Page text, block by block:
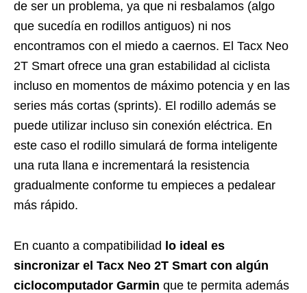
de ser un problema, ya que ni resbalamos (algo
que sucedía en rodillos antiguos) ni nos
encontramos con el miedo a caernos. El Tacx Neo
2T Smart ofrece una gran estabilidad al ciclista
incluso en momentos de máximo potencia y en las
series más cortas (sprints). El rodillo además se
puede utilizar incluso sin conexión eléctrica. En
este caso el rodillo simulará de forma inteligente
una ruta llana e incrementará la resistencia
gradualmente conforme tu empieces a pedalear
más rápido.
En cuanto a compatibilidad lo ideal es
sincronizar el Tacx Neo 2T Smart con algún
ciclocomputador Garmin que te permita además